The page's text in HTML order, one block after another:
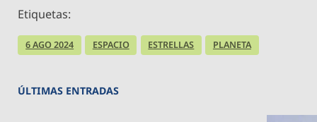
Etiquetas:
6 AGO 2024 ESPACIO ESTRELLAS PLANETA
ÚLTIMAS ENTRADAS